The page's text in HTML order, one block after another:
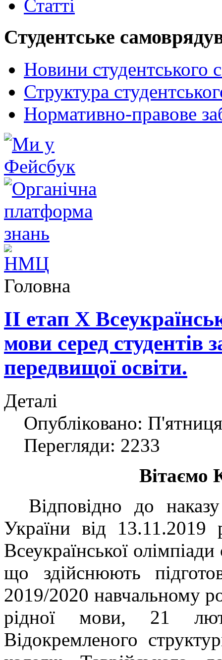
Статті
Студентське
Новини студентського
Структура
Нормативно-правове
Головна
ІІ етап Х
мови серед студентів
передвищої освіти.
Деталі
Опубліковано:
Перегляди: 2233
Вітаємо
Відповідно до наказу
України від
Всеукраїнської олімпіади
що здійснюють
2019/2020 навчальному
рідної мови, 21
Відокремленого